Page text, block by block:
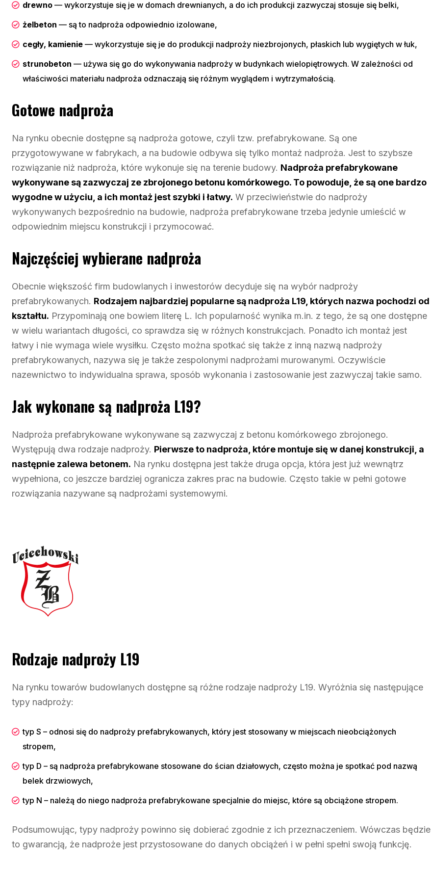
drewno — wykorzystuje się je w domach drewnianych, a do ich produkcji zazwyczaj stosuje się belki,
żelbeton — są to nadproża odpowiednio izolowane,
cegły, kamienie — wykorzystuje się je do produkcji nadproży niezbrojonych, płaskich lub wygiętych w łuk,
strunobeton — używa się go do wykonywania nadproży w budynkach wielopiętrowych. W zależności od
właściwości materiału nadproża odznaczają się różnym wyglądem i wytrzymałością.
Gotowe nadproża
Na rynku obecnie dostępne są nadproża gotowe, czyli tzw. prefabrykowane. Są one
przygotowywane w fabrykach, a na budowie odbywa się tylko montaż nadproża. Jest to szybsze
rozwiązanie niż nadproża, które wykonuje się na terenie budowy. Nadproża prefabrykowane
wykonywane są zazwyczaj ze zbrojonego betonu komórkowego. To powoduje, że są one bardzo
wygodne w użyciu, a ich montaż jest szybki i łatwy. W przeciwieństwie do nadproży
wykonywanych bezpośrednio na budowie, nadproża prefabrykowane trzeba jedynie umieścić w
odpowiednim miejscu konstrukcji i przymocować.
Najczęściej wybierane nadproża
Obecnie większość firm budowlanych i inwestorów decyduje się na wybór nadproży
prefabrykowanych. Rodzajem najbardziej popularne są nadproża L19, których nazwa pochodzi od
kształtu. Przypominają one bowiem literę L. Ich popularność wynika m.in. z tego, że są one dostępne
w wielu wariantach długości, co sprawdza się w różnych konstrukcjach. Ponadto ich montaż jest
łatwy i nie wymaga wiele wysiłku. Często można spotkać się także z inną nazwą nadproży
prefabrykowanych, nazywa się je także zespolonymi nadprożami murowanymi. Oczywiście
nazewnictwo to indywidualna sprawa, sposób wykonania i zastosowanie jest zazwyczaj takie samo.
Jak wykonane są nadproża L19?
Nadproża prefabrykowane wykonywane są zazwyczaj z betonu komórkowego zbrojonego.
Występują dwa rodzaje nadproży. Pierwsze to nadproża, które montuje się w danej konstrukcji, a
następnie zalewa betonem. Na rynku dostępna jest także druga opcja, która jest już wewnątrz
wypełniona, co jeszcze bardziej ogranicza zakres prac na budowie. Często takie w pełni gotowe
rozwiązania nazywane są nadprożami systemowymi.
Rodzaje nadproży L19
Na rynku towarów budowlanych dostępne są różne rodzaje nadproży L19. Wyróżnia się następujące
typy nadproży:
typ S – odnosi się do nadproży prefabrykowanych, który jest stosowany w miejscach nieobciążonych
stropem,
typ D – są nadproża prefabrykowane stosowane do ścian działowych, często można je spotkać pod nazwą
belek drzwiowych,
typ N – należą do niego nadproża prefabrykowane specjalnie do miejsc, które są obciążone stropem.
Podsumowując, typy nadproży powinno się dobierać zgodnie z ich przeznaczeniem. Wówczas będzie
to gwarancją, że nadproże jest przystosowane do danych obciążeń i w pełni spełni swoją funkcję.